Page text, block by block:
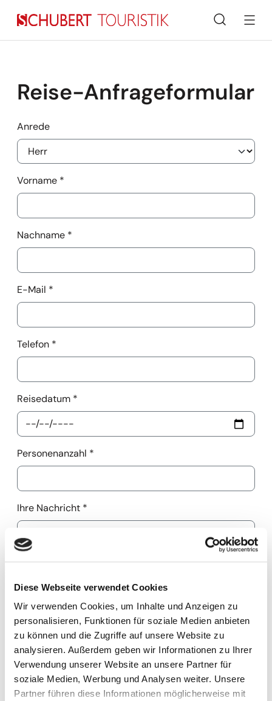
Diese Webseite verwendet Cookies
Wir verwenden Cookies, um Inhalte und Anzeigen zu
personalisieren, Funktionen für soziale Medien anbieten
zu können und die Zugriffe auf unsere Website zu
analysieren. Außerdem geben wir Informationen zu Ihrer
Verwendung unserer Website an unsere Partner für
soziale Medien, Werbung und Analysen weiter. Unsere
Partner führen diese Informationen möglicherweise mit
Suche
Reise-Anfrageformular
Anrede
Vorname *
Nachname *
E-Mail *
Telefon *
Reisedatum *
Personenanzahl *
Ihre Nachricht *
Pflichtfelder (*) sind nötig, um Sie entsprechend
ansprechen zu können. Sollten Sie Ihren Namen nicht
nennen wollen, so tragen Sie bitte ein Pseudonym ein.
Ihr Kontaktwunsch: damit wir reagieren können,
benötigen wir eine Information (Telefon oder E-Mail).
Bis zum Absenden werden keine Daten gespeichert.
Mit dem Absenden (Button „Formular absenden“)
erfolgt Ihre Einwilligung, dass die verantwortliche